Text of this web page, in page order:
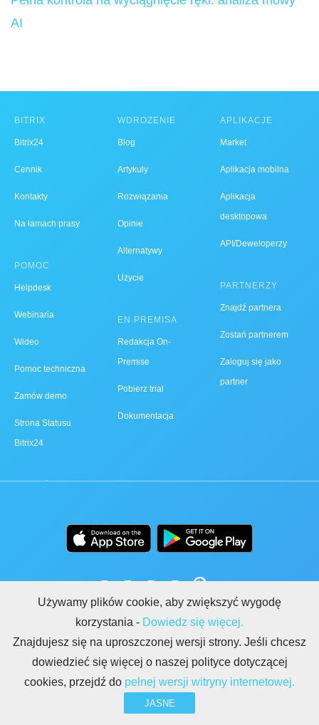
AI
BITRIX
Bitrix24
Cennik
Kontakty
Na łamach prasy
POMOC
Helpdesk
Webinaria
Wideo
Pomoc techniczna
Zamów demo
Strona Statusu
Bitrix24
WDROŻENIE
Blog
Artykuły
Rozwiązania
Opinie
Alternatywy
Użycie
EN PREMISA
Redakcja On-
Premise
Pobierz trial
Dokumentacja
APLIKACJE
Market
Aplikacja mobilna
Aplikacja
desktopowa
API/Deweloperzy
PARTNERZY
Znajdź partnera
Zostań partnerem
Zaloguj się jako
partner
REGULAMIN POLITYKA PRYWATNOŚCI RODO
BEZPIECZEŃSTWO
NADUŻYCIA
REGULAMIN BITRIX24.STRONY
Copyright © 2026 Bitrix24
Używamy plików cookie, aby zwiększyć wygodę
korzystania - Dowiedz się więcej.
Znajdujesz się na uproszczonej wersji strony. Jeśli chcesz
dowiedzieć się więcej o naszej polityce dotyczącej
cookies, przejdź do pełnej wersji witryny internetowej.
JASNE